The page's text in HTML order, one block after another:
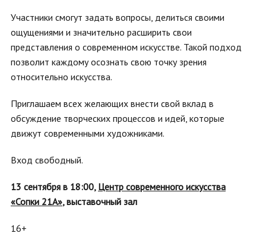
Участники смогут задать вопросы, делиться своими
ощущениями и значительно расширить свои
представления о современном искусстве. Такой подход
позволит каждому осознать свою точку зрения
относительно искусства.
Приглашаем всех желающих внести свой вклад в
обсуждение творческих процессов и идей, которые
движут современными художниками.
Вход свободный.
13 сентября в 18:00, Центр современного искусства
«Сопки 21А», выставочный зал
16+